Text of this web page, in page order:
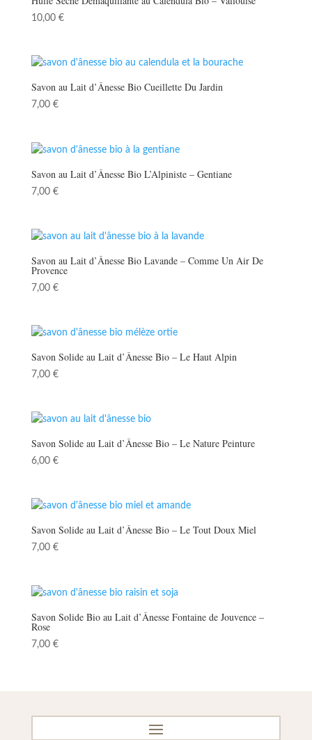
10,00 €
Savon au Lait d’Ânesse Bio Cueillette Du Jardin
7,00 €
Savon au Lait d’Ânesse Bio L’Alpiniste – Gentiane
7,00 €
Savon au Lait d’Ânesse Bio Lavande – Comme Un Air De
Provence
7,00 €
Savon Solide au Lait d’Ânesse Bio – Le Haut Alpin
7,00 €
Savon Solide au Lait d’Ânesse Bio – Le Nature Peinture
6,00 €
Savon Solide au Lait d’Ânesse Bio – Le Tout Doux Miel
7,00 €
Savon Solide Bio au Lait d’Ânesse Fontaine de Jouvence –
Rose
7,00 €